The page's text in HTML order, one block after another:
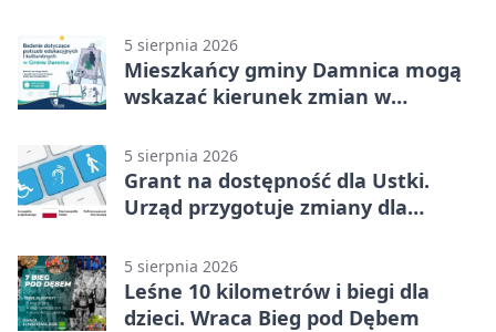
5 sierpnia 2026
Mieszkańcy gminy Damnica mogą
wskazać kierunek zmian w
5 sierpnia 2026
Grant na dostępność dla Ustki.
Urząd przygotuje zmiany dla
5 sierpnia 2026
Leśne 10 kilometrów i biegi dla
dzieci. Wraca Bieg pod Dębem